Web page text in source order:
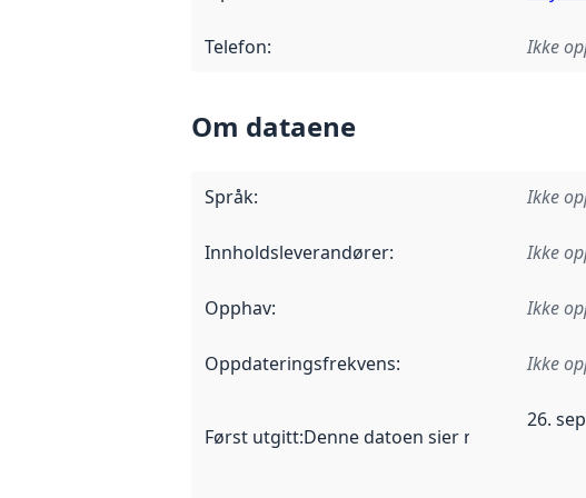
Telefon: Ikke
Om dataene
Språk: Ikke
Innholdsleverandører: Ikke
Opphav: Ikke
Oppdateringsfrekvens: Ikke
Først utgitt:Denne datoen sier når dataene
26.